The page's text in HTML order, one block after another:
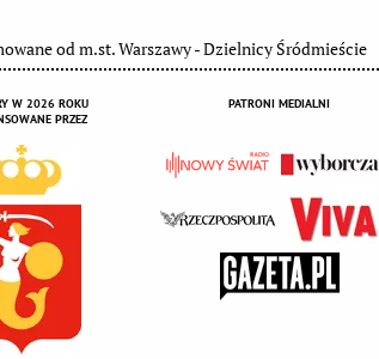
od m.st. Warszawy - Dzielnicy Śródmieście
W 2026 ROKU
PRZEZ
PATRONI MEDIALNI